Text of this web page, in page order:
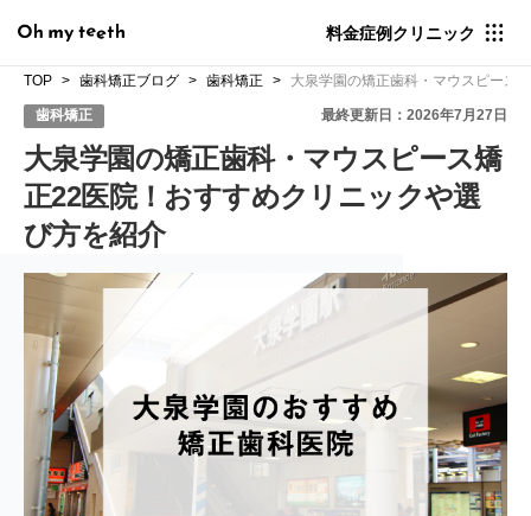
料金症例クリニック
TOP 歯科矯正ブログ 歯科矯正 大泉学園の矯正歯科・マウスピース
歯科矯正 最終更新日：2026年7月27日
大泉学園の矯正歯科・マウスピース矯
正22医院！おすすめクリニックや選
び方を紹介